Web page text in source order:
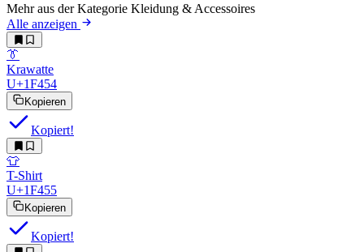
Mehr aus der Kategorie Kleidung & Accessoires
Alle anzeigen
👔
Krawatte
U+1F454
Kopieren
Kopiert!
👕
T-Shirt
U+1F455
Kopieren
Kopiert!